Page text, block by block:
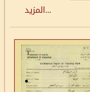
...المزيد